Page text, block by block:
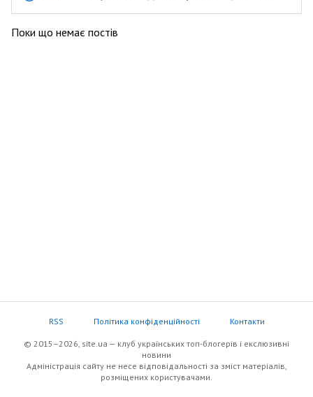
Поки що немає постів
RSS Політика конфіденційності Контакти
© 2015–2026, site.ua — клуб українських топ-блогерів i екслюзивнi
новини
Адміністрація сайту не несе відповідальності за зміст матеріалів,
розміщених користувачами.